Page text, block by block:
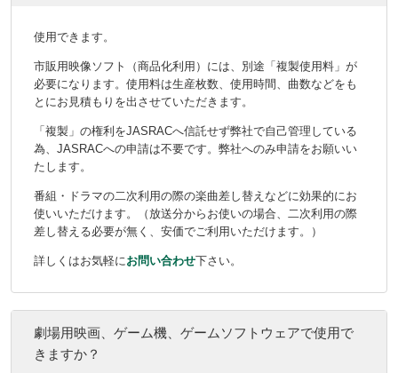
使用できます。
市販用映像ソフト（商品化利用）には、別途「複製使用料」が
必要になります。使用料は生産枚数、使用時間、曲数などをも
とにお見積もりを出させていただきます。
「複製」の権利をJASRACへ信託せず弊社で自己管理している
為、JASRACへの申請は不要です。弊社へのみ申請をお願いい
たします。
番組・ドラマの二次利用の際の楽曲差し替えなどに効果的にお
使いいただけます。（放送分からお使いの場合、二次利用の際
差し替える必要が無く、安価でご利用いただけます。）
詳しくはお気軽に お問い合わせ下さい。
劇場用映画、ゲーム機、ゲームソフトウェアで使用で
きますか？